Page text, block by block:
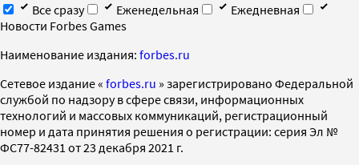
Все сразу
Еженедельная
Ежедневная
Новости Forbes Games
Наименование издания: forbes.ru
Cетевое издание « forbes.ru » зарегистрировано Федеральной
службой по надзору в сфере связи, информационных
технологий и массовых коммуникаций, регистрационный
номер и дата принятия решения о регистрации: серия Эл №
ФС77-82431 от 23 декабря 2021 г.